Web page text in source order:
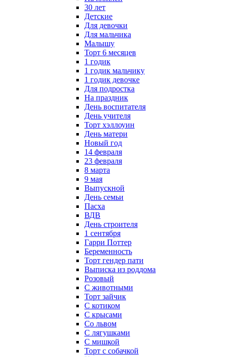
30 лет
Детские
Для девочки
Для мальчика
Малышу
Торт 6 месяцев
1 годик
1 годик мальчику
1 годик девочке
Для подростка
На праздник
День воспитателя
День учителя
Торт хэллоуин
День матери
Новый год
14 февраля
23 февраля
8 марта
9 мая
Выпускной
День семьи
Пасха
ВДВ
День строителя
1 сентября
Гарри Поттер
Беременность
Торт гендер пати
Выписка из роддома
Розовый
С животными
Торт зайчик
С котиком
С крысами
Со львом
С лягушками
С мишкой
Торт с собачкой